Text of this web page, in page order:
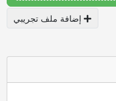
إضافة ملف تجريبي